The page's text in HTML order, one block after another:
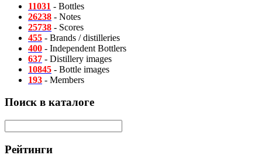
11031 - Bottles
26238 - Notes
25738 - Scores
455 - Brands / distilleries
400 - Independent Bottlers
637 - Distillery images
10845 - Bottle images
193 - Members
Поиск в каталоге
Рейтинги